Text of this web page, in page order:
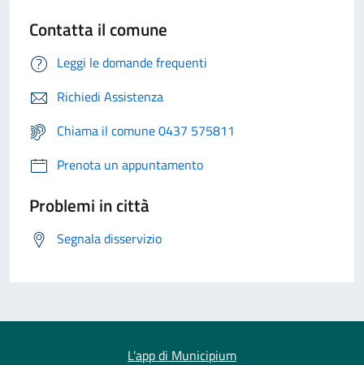
Contatta il comune
Leggi le domande frequenti
Richiedi Assistenza
Chiama il comune 0437 575811
Prenota un appuntamento
Problemi in città
Segnala disservizio
L'app di Municipium